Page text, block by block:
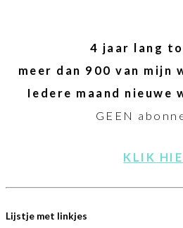
4 jaar lang
meer dan 900 van mijn
Iedere maand nieuwe
GEEN
KLIK
Lijstje met linkjes